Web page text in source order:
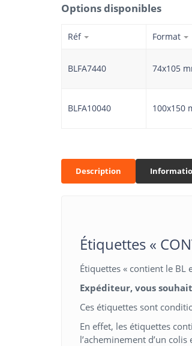
Options disponibles
Réf Format
BLFA7440 74x105
BLFA10040 100x150
Description
Étiquettes «
Étiquettes « contient le BL
Expéditeur, vous
Ces étiquettes sont
En effet, les étiquettes
l’acheminement d’un